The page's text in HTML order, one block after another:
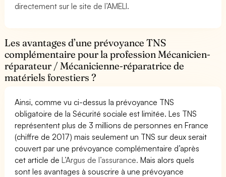
directement sur le site de l’AMELI.
Les avantages d’une prévoyance TNS
complémentaire pour la profession Mécanicien-
réparateur / Mécanicienne-réparatrice de
matériels forestiers ?
Ainsi, comme vu ci-dessus la prévoyance TNS
obligatoire de la Sécurité sociale est limitée. Les TNS
représentent plus de 3 millions de personnes en France
(chiffre de 2017) mais seulement un TNS sur deux serait
couvert par une prévoyance complémentaire d’après
cet article deL’Argus de l’assurance. Mais alors quels
sont les avantages à souscrire à une prévoyance